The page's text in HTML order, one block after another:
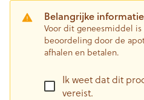
Belangrijke informatie
Voor dit geneesmiddel
beoordeling door de
afhalen en betalen.
Ik weet dat dit
vereist.